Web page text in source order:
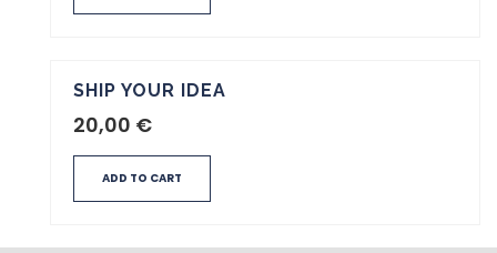
SHIP YOUR IDEA
20,00 €
ADD TO CART